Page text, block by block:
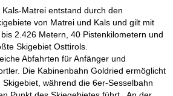
Matrei entstand durch den
von Matrei und Kals und gilt mit
2.426 Metern, 40 Pistenkilometern und
Skigebiet Osttirols.
Abfahrten für Anfänger und
Die Kabinenbahn Goldried ermöglicht
während die 6er-Sesselbahn